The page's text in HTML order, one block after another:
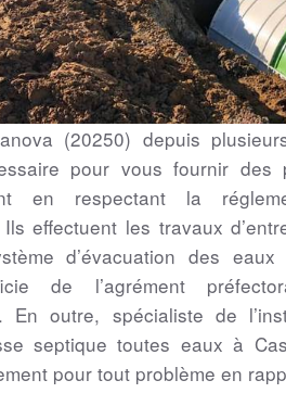
(20250) depuis
pour vous fournir
en respectant la
Ils effectuent les travaux
d’évacuation des
de l’agrément
En outre, spécialiste de
septique toutes eaux à
pour tout problème en